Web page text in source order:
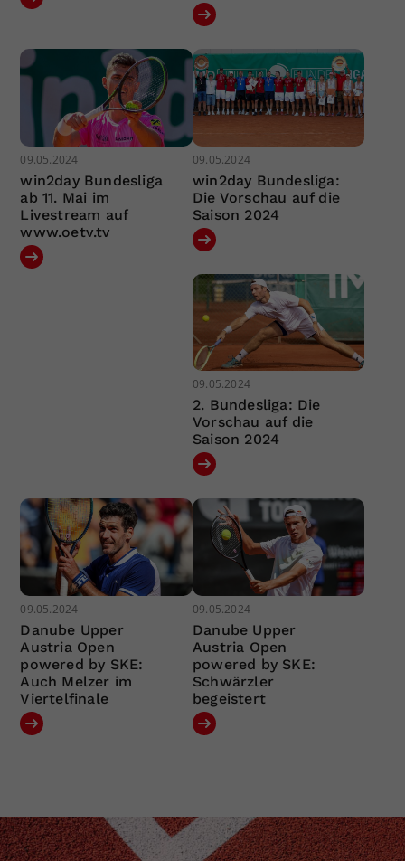
09.05.2024
win2day Bundesliga
ab 11. Mai im
Livestream auf
www.oetv.tv
09.05.2024
win2day Bundesliga:
Die Vorschau auf die
Saison 2024
09.05.2024
2. Bundesliga: Die
Vorschau auf die
Saison 2024
09.05.2024
Danube Upper
Austria Open
powered by SKE:
Auch Melzer im
Viertelfinale
09.05.2024
Danube Upper
Austria Open
powered by SKE:
Schwärzler
begeistert